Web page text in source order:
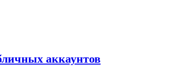
аккаунтов